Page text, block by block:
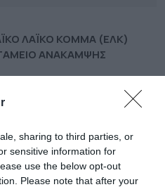
sharing to third parties, or
sensitive information for
use the below opt-out
Please note that after your
ΛΑΪΚΟ ΚΟΜΜΑ (ΕΛΚ)
ΑΝΑΚΑΜΨΗΣ